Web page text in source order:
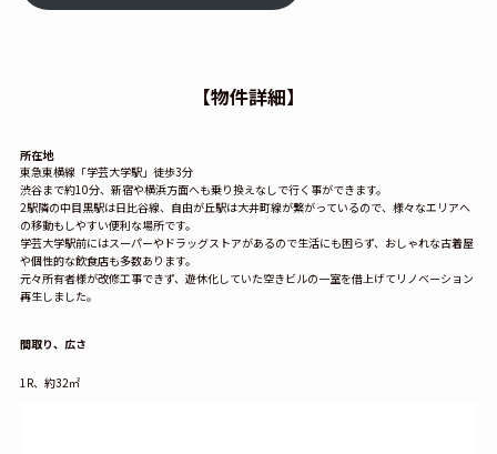
【物件詳細】
所在地
東急東横線「学芸大学駅」徒歩3分
渋谷まで約10分、新宿や横浜方面へも乗り換えなしで行く事ができます。
2駅隣の中目黒駅は日比谷線、自由が丘駅は大井町線が繋がっているので、様々なエリアへ
の移動もしやすい便利な場所です。
学芸大学駅前にはスーパーやドラッグストアがあるので生活にも困らず、おしゃれな古着屋
や個性的な飲食店も多数あります。
元々所有者様が改修工事できず、遊休化していた空きビルの一室を借上げてリノベーション
再生しました。
間取り、広さ
1R、約32㎡